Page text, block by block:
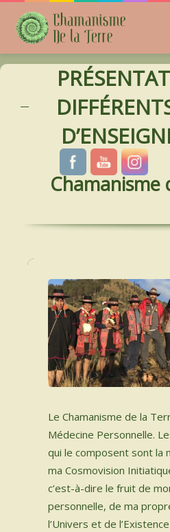
BIENVENIDA
CHAMANISME
JE SUIS
ATELIERS PRÉSENTIELS
ENSEIGNEMENT
ENSEIGNEMENT
ASTRO-CHAMANISME
SOINS
INSTRUMENTS
MON BLOG
ACTUALITÉ
ME CONTACTER
MON COMPTE
MON PANIER
Chamanisme
Le Chamanisme de la
Médecine Personnelle.
qui le composent sont la
ma Cosmovision
c’est-à-dire le fruit de
personnelle, de ma
l’Univers et de